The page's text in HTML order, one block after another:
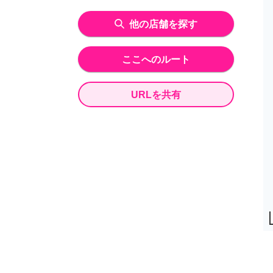
他の店舗を探す
ここへのルート
URLを共有